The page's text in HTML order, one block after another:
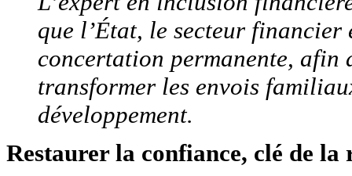
que l’État, le secteur
concertation permanente, afin
transformer les envois
développement.
Restaurer la confiance, clé de la